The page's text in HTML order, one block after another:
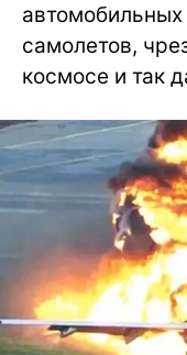
самолетов,
космосе и так